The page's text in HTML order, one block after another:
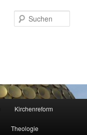
Kirchenreform
Theologie